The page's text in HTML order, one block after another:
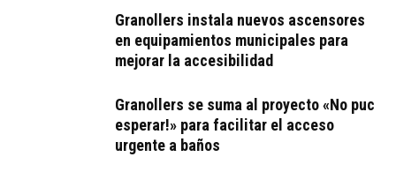
Granollers instala nuevos ascensores
en equipamientos municipales para
mejorar la accesibilidad
Granollers se suma al proyecto «No puc
esperar!» para facilitar el acceso
urgente a baños